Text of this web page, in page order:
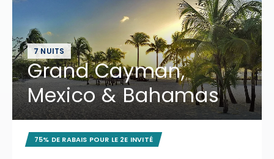
7 NUITS
Grand Cayman,
Mexico & Bahamas
75% DE RABAIS POUR LE 2E INVITÉ